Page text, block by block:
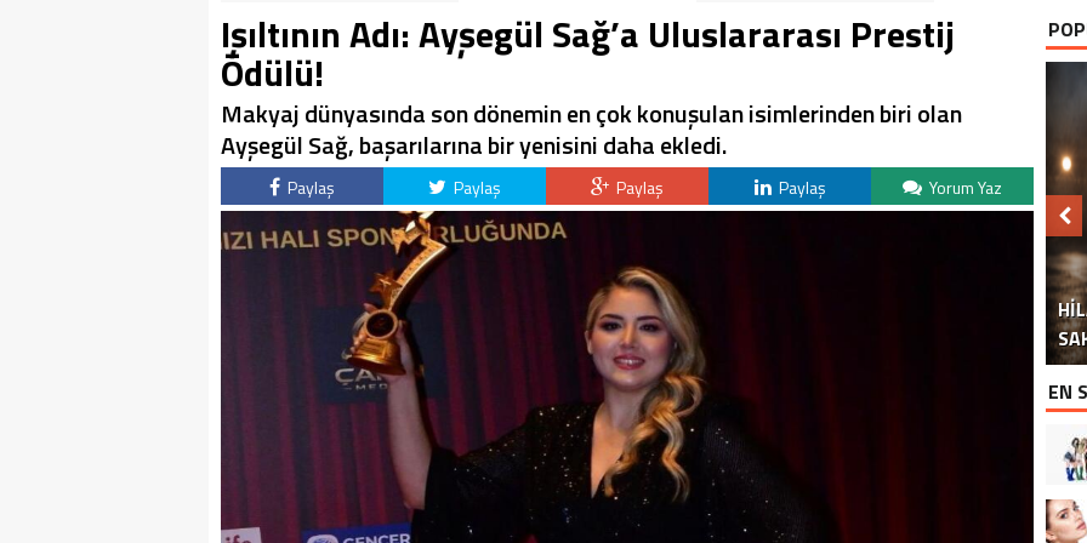
Işıltının Adı: Ayşegül Sağ’a Uluslararası Prestij
Ödülü!
Makyaj dünyasında son dönemin en çok konuşulan isimlerinden biri olan
Ayşegül Sağ, başarılarına bir yenisini daha ekledi.
Paylaş Paylaş Paylaş Paylaş Yorum Yaz
EN